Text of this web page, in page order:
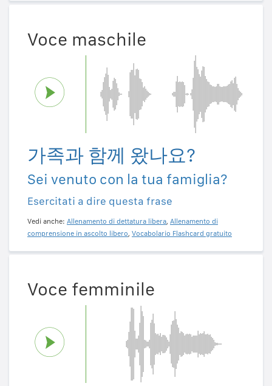
Voce maschile
가족과 함께 왔나요?
Sei venuto con la tua famiglia?
Esercitati a dire questa frase
Vedi anche: Allenamento di dettatura libera, Allenamento di
comprensione in ascolto libero, Vocabolario Flashcard gratuito
Voce femminile